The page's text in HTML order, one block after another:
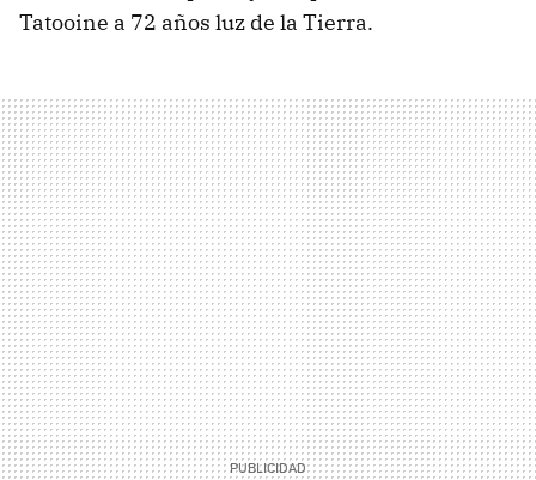
Tatooine a 72 años luz de la Tierra.